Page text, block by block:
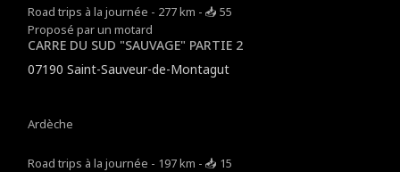
Road trips à la journée - 277 km - 📥 55
Proposé par un motard
CARRE DU SUD "SAUVAGE" PARTIE 2
07190 Saint-Sauveur-de-Montagut
Ardèche
Road trips à la journée - 197 km - 📥 15